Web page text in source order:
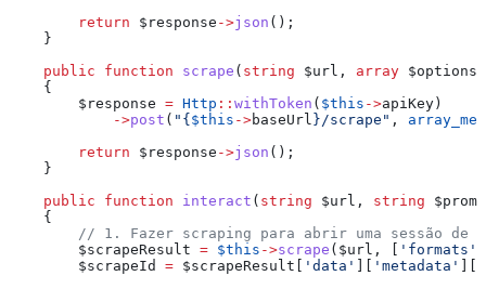
        return
$response ->json ();
    }
    public
function scrape ( string $url , array $options
    {
        $response
= Http :: withToken ( $this ->apiKey )
            ->
post ( "{ $this ->baseUrl }/scrape" ,
        return
$response ->json ();
    }
    public
function interact ( string $url , string
    {
// 1. Fazer scraping para abrir uma sessão de
        $scrapeResult
= $this ->scrape ( $url , [ 'formats'
        $scrapeId
= $scrapeResult 'data' 'metadata'